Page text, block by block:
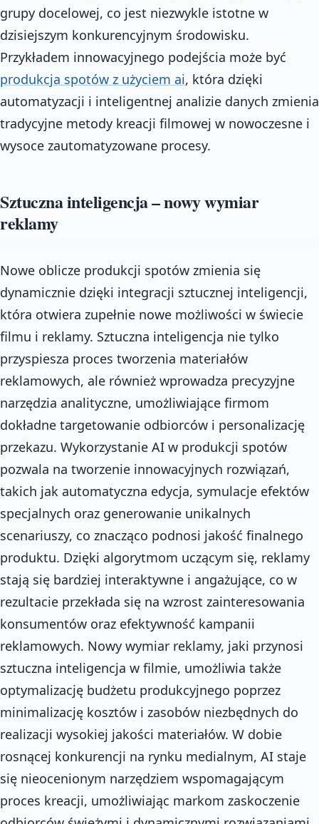
grupy docelowej, co jest niezwykle istotne w
dzisiejszym konkurencyjnym środowisku.
Przykładem innowacyjnego podejścia może być
produkcja spotów z użyciem ai, która dzięki
automatyzacji i inteligentnej analizie danych zmienia
tradycyjne metody kreacji filmowej w nowoczesne i
wysoce zautomatyzowane procesy.
Sztuczna inteligencja – nowy wymiar
reklamy
Nowe oblicze produkcji spotów zmienia się
dynamicznie dzięki integracji sztucznej inteligencji,
która otwiera zupełnie nowe możliwości w świecie
filmu i reklamy. Sztuczna inteligencja nie tylko
przyspiesza proces tworzenia materiałów
reklamowych, ale również wprowadza precyzyjne
narzędzia analityczne, umożliwiające firmom
dokładne targetowanie odbiorców i personalizację
przekazu. Wykorzystanie AI w produkcji spotów
pozwala na tworzenie innowacyjnych rozwiązań,
takich jak automatyczna edycja, symulacje efektów
specjalnych oraz generowanie unikalnych
scenariuszy, co znacząco podnosi jakość finalnego
produktu. Dzięki algorytmom uczącym się, reklamy
stają się bardziej interaktywne i angażujące, co w
rezultacie przekłada się na wzrost zainteresowania
konsumentów oraz efektywność kampanii
reklamowych. Nowy wymiar reklamy, jaki przynosi
sztuczna inteligencja w filmie, umożliwia także
optymalizację budżetu produkcyjnego poprzez
minimalizację kosztów i zasobów niezbędnych do
realizacji wysokiej jakości materiałów. W dobie
rosnącej konkurencji na rynku medialnym, AI staje
się nieocenionym narzędziem wspomagającym
proces kreacji, umożliwiając markom zaskoczenie